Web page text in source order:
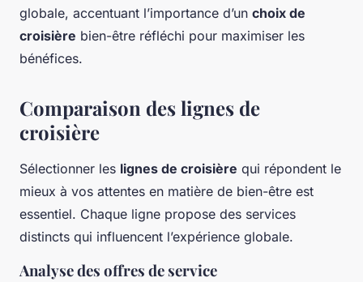
globale, accentuant l’importance d’un choix de
croisière bien-être réfléchi pour maximiser les
bénéfices.
Comparaison des lignes de
croisière
Sélectionner les lignes de croisière qui répondent le
mieux à vos attentes en matière de bien-être est
essentiel. Chaque ligne propose des services
distincts qui influencent l’expérience globale.
Analyse des offres de service